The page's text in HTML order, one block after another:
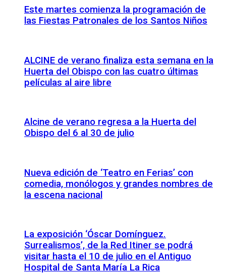
Este martes comienza la programación de
las Fiestas Patronales de los Santos Niños
ALCINE de verano finaliza esta semana en la
Huerta del Obispo con las cuatro últimas
películas al aire libre
Alcine de verano regresa a la Huerta del
Obispo del 6 al 30 de julio
Nueva edición de ‘Teatro en Ferias’ con
comedia, monólogos y grandes nombres de
la escena nacional
La exposición ‘Óscar Domínguez.
Surrealismos’, de la Red Itiner se podrá
visitar hasta el 10 de julio en el Antiguo
Hospital de Santa María La Rica